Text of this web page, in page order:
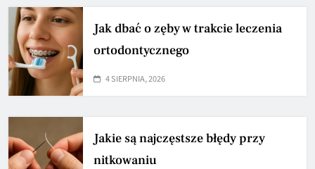
Jak dbać o zęby w trakcie leczenia
ortodontycznego
4 SIERPNIA, 2026
Jakie są najczęstsze błędy przy
nitkowaniu